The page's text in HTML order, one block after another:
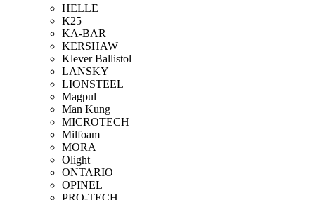
HELLE
K25
KA-BAR
KERSHAW
Klever Ballistol
LANSKY
LIONSTEEL
Magpul
Man Kung
MICROTECH
Milfoam
MORA
Olight
ONTARIO
OPINEL
PRO-TECH